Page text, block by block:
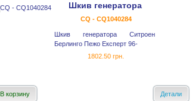
Шкив генератора
CQ - CQ1040284
Шкив генератора Ситроен
Берлинго Пежо Експерт 96-
1802.50 грн.
В корзину Детали